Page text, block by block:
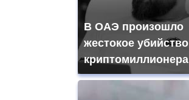
В ОАЭ произошло
жестокое убийство
криптомиллионера